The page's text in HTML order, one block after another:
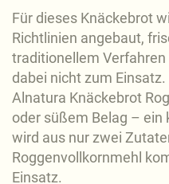
Für dieses Knäckebrot
Richtlinien angebaut,
traditionellem
dabei nicht zum
Alnatura Knäckebrot
oder süßem Belag – ein
wird aus nur zwei
Roggenvollkornmehl
Einsatz.